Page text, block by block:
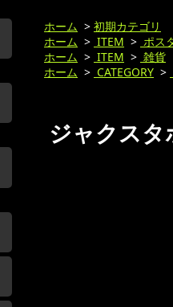
ホーム > 初期カテゴリ
ホーム > ITEM > ポス
ホーム > ITEM > 雑貨
ホーム > CATEGORY >
ジャクス